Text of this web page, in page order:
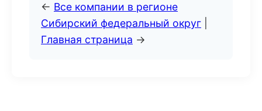
← Все компании в регионе
Сибирский федеральный округ
Главная страница →